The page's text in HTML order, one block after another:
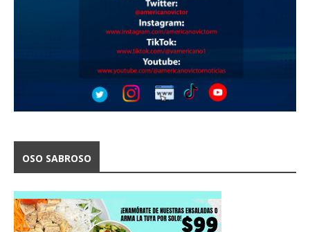
OSO SABROSO